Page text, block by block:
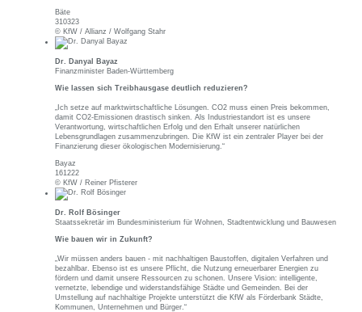
Bäte
310323
© KfW / Allianz / Wolfgang Stahr
Dr. Danyal Bayaz
Finanzminister Baden-Württemberg
Wie lassen sich Treibhausgase deutlich reduzieren?
„Ich setze auf marktwirtschaftliche Lösungen. CO2 muss einen Preis bekommen,
damit CO2-Emissionen drastisch sinken. Als Industriestandort ist es unsere
Verantwortung, wirtschaftlichen Erfolg und den Erhalt unserer natürlichen
Lebensgrundlagen zusammenzubringen. Die KfW ist ein zentraler Player bei der
Finanzierung dieser ökologischen Modernisierung.“
Bayaz
161222
© KfW / Reiner Pfisterer
Dr. Rolf Bösinger
Staatssekretär im Bundesministerium für Wohnen, Stadtentwicklung und Bauwesen
Wie bauen wir in Zukunft?
„Wir müssen anders bauen - mit nachhaltigen Baustoffen, digitalen Verfahren und
bezahlbar. Ebenso ist es unsere Pflicht, die Nutzung erneuerbarer Energien zu
fördern und damit unsere Ressourcen zu schonen. Unsere Vision: intelligente,
vernetzte, lebendige und widerstandsfähige Städte und Gemeinden. Bei der
Umstellung auf nachhaltige Projekte unterstützt die KfW als Förderbank Städte,
Kommunen, Unternehmen und Bürger.“